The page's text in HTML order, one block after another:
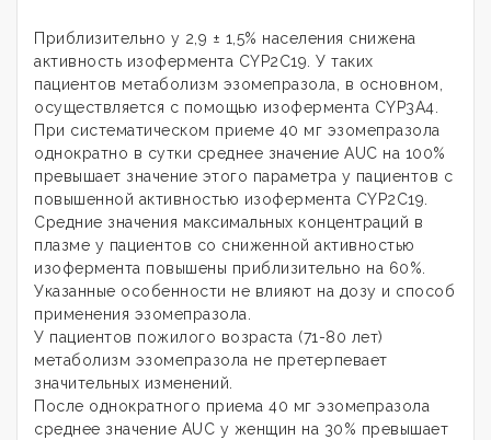
Приблизительно у 2,9 ± 1,5% населения снижена
активность изофермента CYP2C19. У таких
пациентов метаболизм эзомепразола, в основном,
осуществляется с помощью изофермента CYP3A4.
При систематическом приеме 40 мг эзомепразола
однократно в сутки среднее значение AUC на 100%
превышает значение этого параметра у пациентов с
повышенной активностью изофермента CYP2C19.
Средние значения максимальных концентраций в
плазме у пациентов со сниженной активностью
изофермента повышены приблизительно на 60%.
Указанные особенности не влияют на дозу и способ
применения эзомепразола.
У пациентов пожилого возраста (71-80 лет)
метаболизм эзомепразола не претерпевает
значительных изменений.
После однократного приема 40 мг эзомепразола
среднее значение AUC у женщин на 30% превышает